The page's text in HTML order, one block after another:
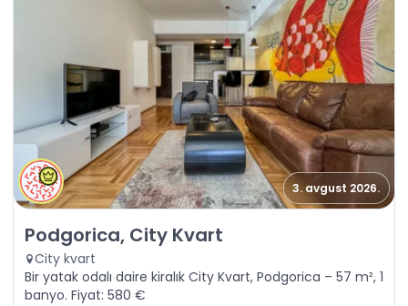
3. avgust 2026.
Kiralık - Daire Podgorica, City Kvart
Podgorica, City Kvart
City kvart
Bir yatak odalı daire kiralık City Kvart, Podgorica – 57 m², 1
banyo. Fiyat: 580 €